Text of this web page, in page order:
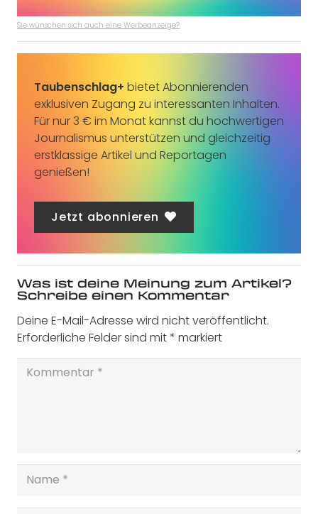
Sie wünschen sich auch eine Werbeanzeige?
Taubenschlag+ bietet Abonnierenden
exklusiven Zugang zu interessanten Inhalten.
Für nur 3 € im Monat kannst du hochwertigen
Journalismus unterstützen und gleichzeitig
erstklassige Artikel und Reportagen
genießen!
Jetzt abonnieren
Was ist deine Meinung zum Artikel?
Schreibe einen Kommentar
Deine E-Mail-Adresse wird nicht veröffentlicht.
Erforderliche Felder sind mit* markiert